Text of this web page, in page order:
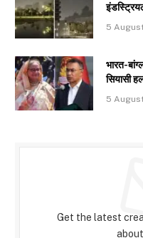
5
भारत-
सियासी
5
Get the latest